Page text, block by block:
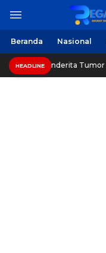
Beranda Nasional
HEADLINE
Tumor 13 Tahun